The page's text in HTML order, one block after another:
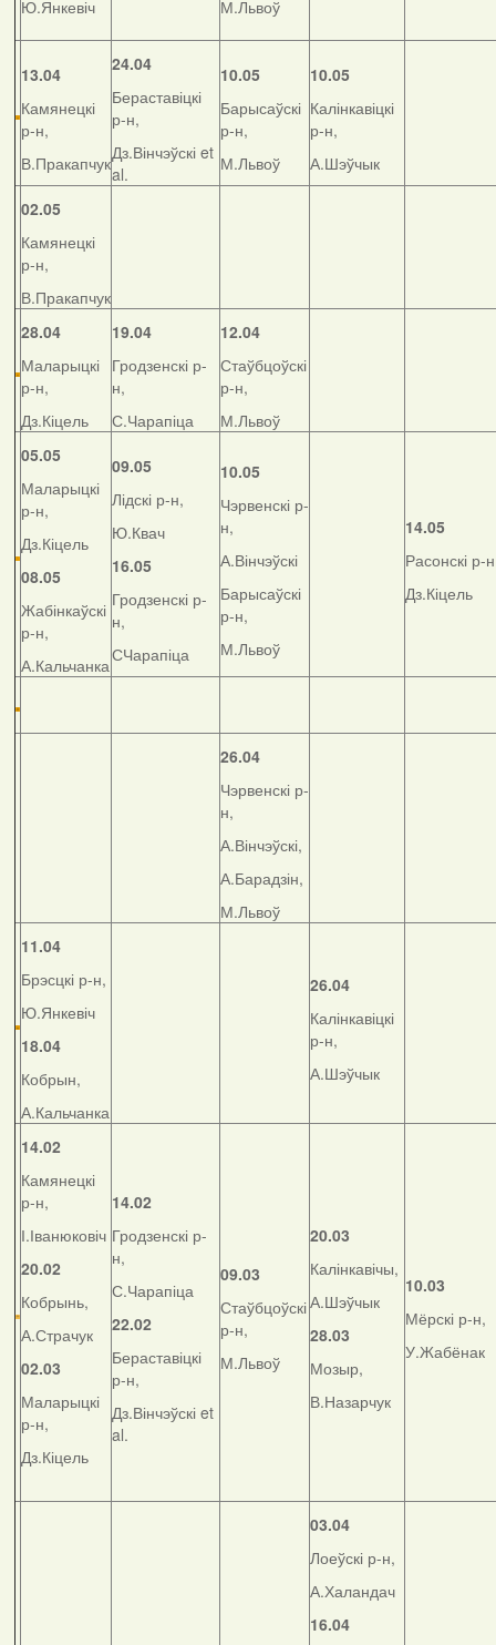
Ю.Янкевіч
М.Львоў
13.04
Камянецкі
р-н,
В.Пракапчук
24.04
Бераставіцкі
р-н,
Дз.Вінчэўскі et
al.
10.05
Барысаўскі
р-н,
М.Львоў
10.05
Калінкавіцкі
р-н,
А.Шэўчык
02.05
Камянецкі
р-н,
В.Пракапчук
28.04
Маларыцкі
р-н,
Дз.Кіцель
19.04
Гродзенскі р-
н,
С.Чарапіца
12.04
Стаўбцоўскі
р-н,
М.Львоў
05.05
Маларыцкі
р-н,
Дз.Кіцель
08.05
Жабінкаўскі
р-н,
А.Кальчанка
09.05
Лідскі р-н,
Ю.Квач
16.05
Гродзенскі р-
н,
СЧарапіца
10.05
Чэрвенскі р-
н,
А.Вінчэўскі
Барысаўскі
р-н,
М.Львоў
14.05
Расонскі р-
Дз.Кіцель
26.04
Чэрвенскі р-
н,
А.Вінчэўскі,
А.Барадзін,
М.Львоў
11.04
Брэсцкі р-н,
Ю.Янкевіч
18.04
Кобрын,
А.Кальчанка
26.04
Калінкавіцкі
р-н,
А.Шэўчык
14.02
Камянецкі
р-н,
І.Іванюковіч
20.02
Кобрынь,
А.Страчук
02.03
Маларыцкі
р-н,
Дз.Кіцель
14.02
Гродзенскі р-
н,
С.Чарапіца
22.02
Бераставіцкі
р-н,
Дз.Вінчэўскі et
al.
09.03
Стаўбцоўскі
р-н,
М.Львоў
20.03
Калінкавічы,
А.Шэўчык
28.03
Мозыр,
В.Назарчук
10.03
Мёрскі р-н,
У.Жабёнак
03.04
Лоеўскі р-н,
А.Халандач
16.04